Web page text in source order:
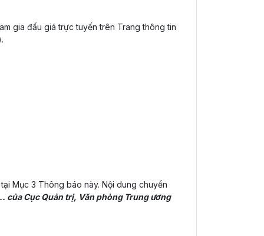
gia đấu giá trực tuyến trên Trang thông tin
Mục 3 Thông báo này. Nội dung chuyển
của Cục Quản trị, Văn phòng Trung ương